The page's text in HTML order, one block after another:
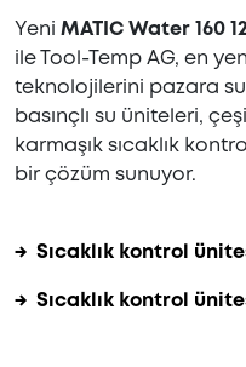
Yeni MATIC Water 160
ile Tool-Temp AG, en
teknolojilerini pazara
basınçlı su üniteleri,
karmaşık sıcaklık
bir çözüm sunuyor.
→ Sıcaklık kontrol
→ Sıcaklık kontrol